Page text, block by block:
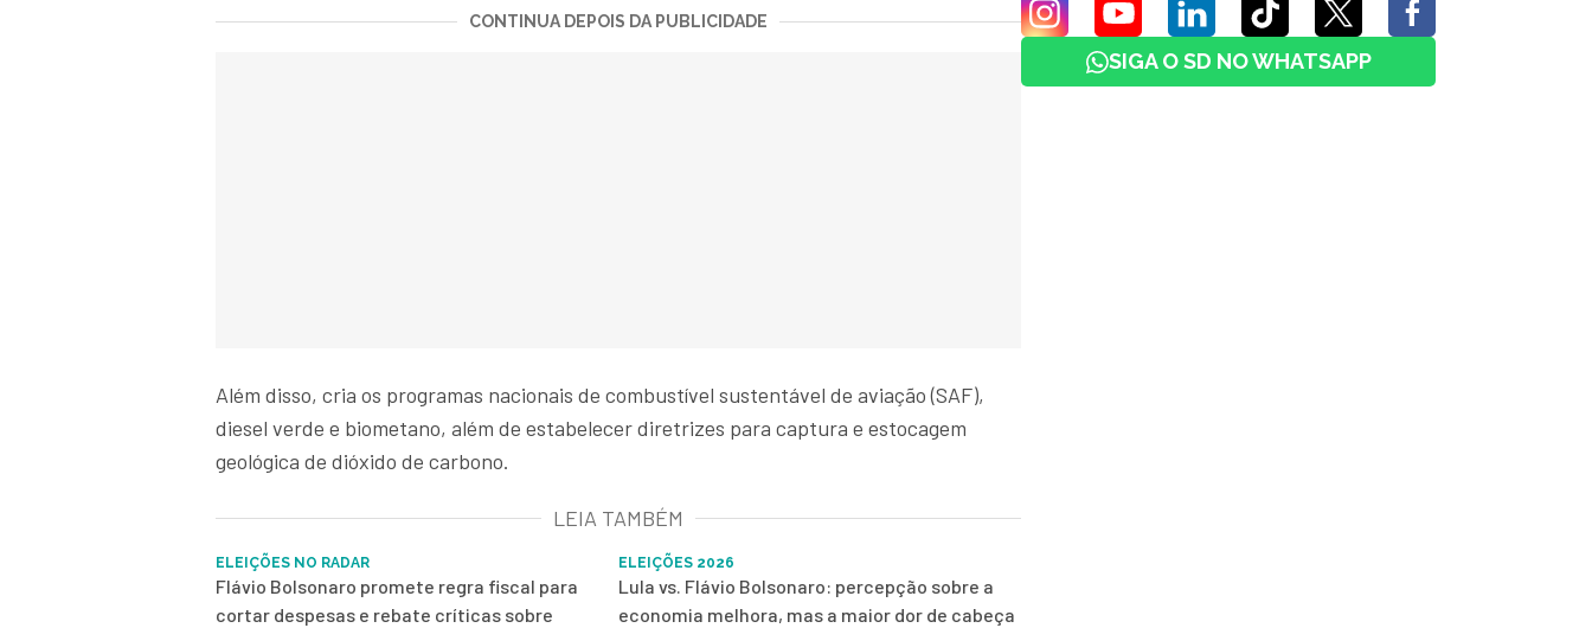
CONTINUA DEPOIS DA PUBLICIDADE
Além disso, cria os programas nacionais de combustível sustentável de aviação (SAF),
diesel verde e biometano, além de estabelecer diretrizes para captura e estocagem
geológica de dióxido de carbono.
LEIA TAMBÉM
ELEIÇÕES NO RADAR
Flávio Bolsonaro promete regra fiscal para
cortar despesas e rebate críticas sobre
ELEIÇÕES 2026
Lula vs. Flávio Bolsonaro: percepção sobre a
economia melhora, mas a maior dor de cabeça
SIGA O SD NO WHATSAPP